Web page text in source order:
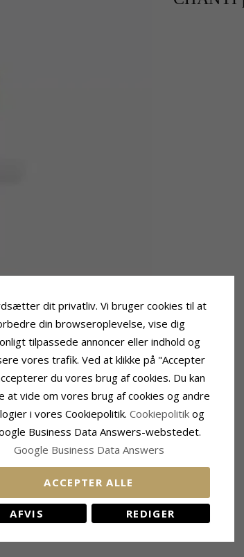
Højde Ekskl. Øsken:
Bredde:9,4 mm
1,9 mm
dit privatliv. Vi bruger cookies til at
din browseroplevelse, vise dig
tilpassede annoncer eller indhold og
vores trafik. Ved at klikke på "Accepter
du vores brug af cookies. Du kan
at vide om vores brug af cookies og andre
i vores Cookiepolitik. Cookiepolitik og
Business Data Answers-webstedet.
Google Business Data Answers
ACCEPTER ALLE
AFVIS REDIGER